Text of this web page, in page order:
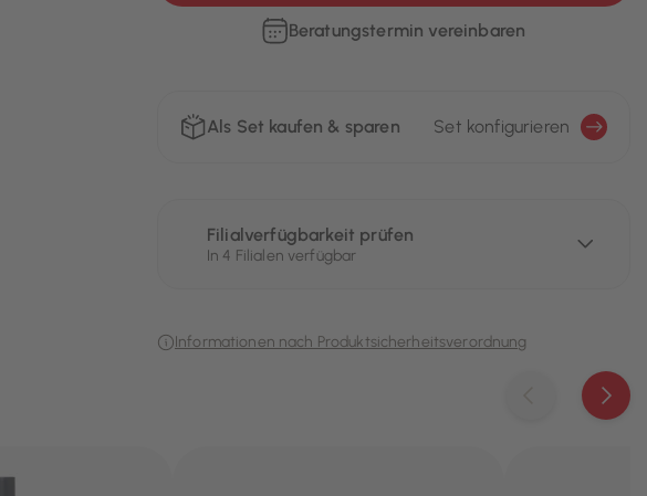
Beratungstermin vereinbaren
Als Set kaufen & sparen Set konfigurieren
Filialverfügbarkeit prüfen
In 4 Filialen verfügbar
Informationen nach Produktsicherheitsverordnung